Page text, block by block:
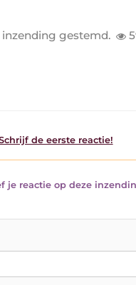
gestemd.
de eerste reactie!
je reactie op deze